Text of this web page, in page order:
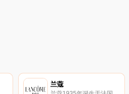
兰蔻